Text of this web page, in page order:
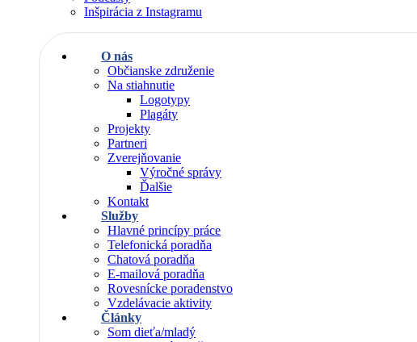
Inšpirácia z Instagramu
O nás
Občianske združenie
Na stiahnutie
Logotypy
Plagáty
Projekty
Partneri
Zverejňovanie
Výročné správy
Ďalšie
Kontakt
Služby
Hlavné princípy práce
Telefonická poradňa
Chatová poradňa
E-mailová poradňa
Rovesnícke poradenstvo
Vzdelávacie aktivity
Články
Som dieťa/mladý